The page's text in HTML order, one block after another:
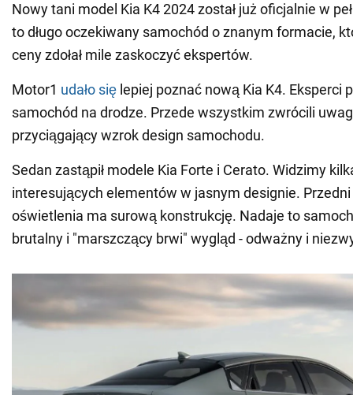
Nowy tani model Kia K4 2024 został już oficjalnie w
to długo oczekiwany samochód o znanym formacie,
ceny zdołał mile zaskoczyć ekspertów.
Motor1 udało się lepiej poznać nową Kia K4. Eksperci
samochód na drodze. Przede wszystkim zwrócili
przyciągający wzrok design samochodu.
Sedan zastąpił modele Kia Forte i Cerato. Widzimy
interesujących elementów w jasnym designie.
oświetlenia ma surową konstrukcję. Nadaje to
brutalny i "marszczący brwi" wygląd - odważny i